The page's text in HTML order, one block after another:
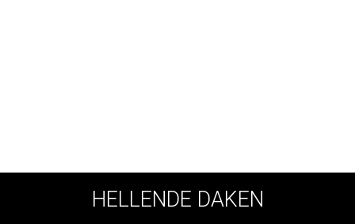
HELLENDE DAKEN